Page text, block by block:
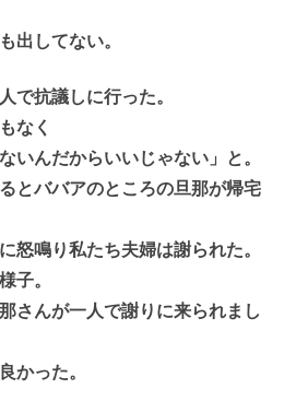
出してない。
で抗議しに行った。
なく
いんだからいいじゃない」と。
とババアのところの旦那が帰宅
怒鳴り私たち夫婦は謝られた。
子。
さんが一人で謝りに来られまし
かった。